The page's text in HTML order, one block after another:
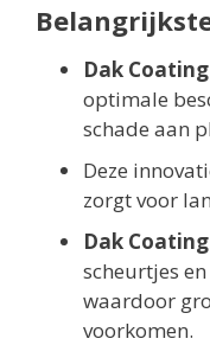
Dak
optimale
schade aan
Deze
zorgt voor
Dak Coating
scheurtjes
waardoor
voorkomen.